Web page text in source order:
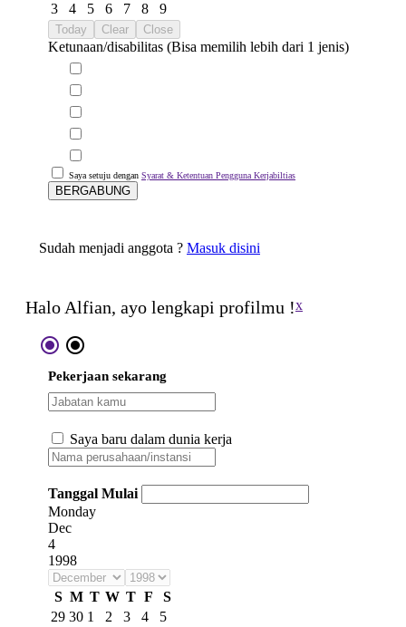
3 4 5 6 7 8 9
Today Clear Close
Ketunaan/disabilitas (Bisa memilih lebih dari 1 jenis)
Saya setuju dengan Syarat & Ketentuan Pengguna Kerjabiltias
BERGABUNG
Sudah menjadi anggota ? Masuk disini
Halo Alfian, ayo lengkapi profilmu !x
radio_button_checked radio_button_checked
Pekerjaan sekarang
Saya baru dalam dunia kerja
Tanggal Mulai
Monday
Dec
4
1998
S M T W T F
S
29 30 1 2 3 4
5